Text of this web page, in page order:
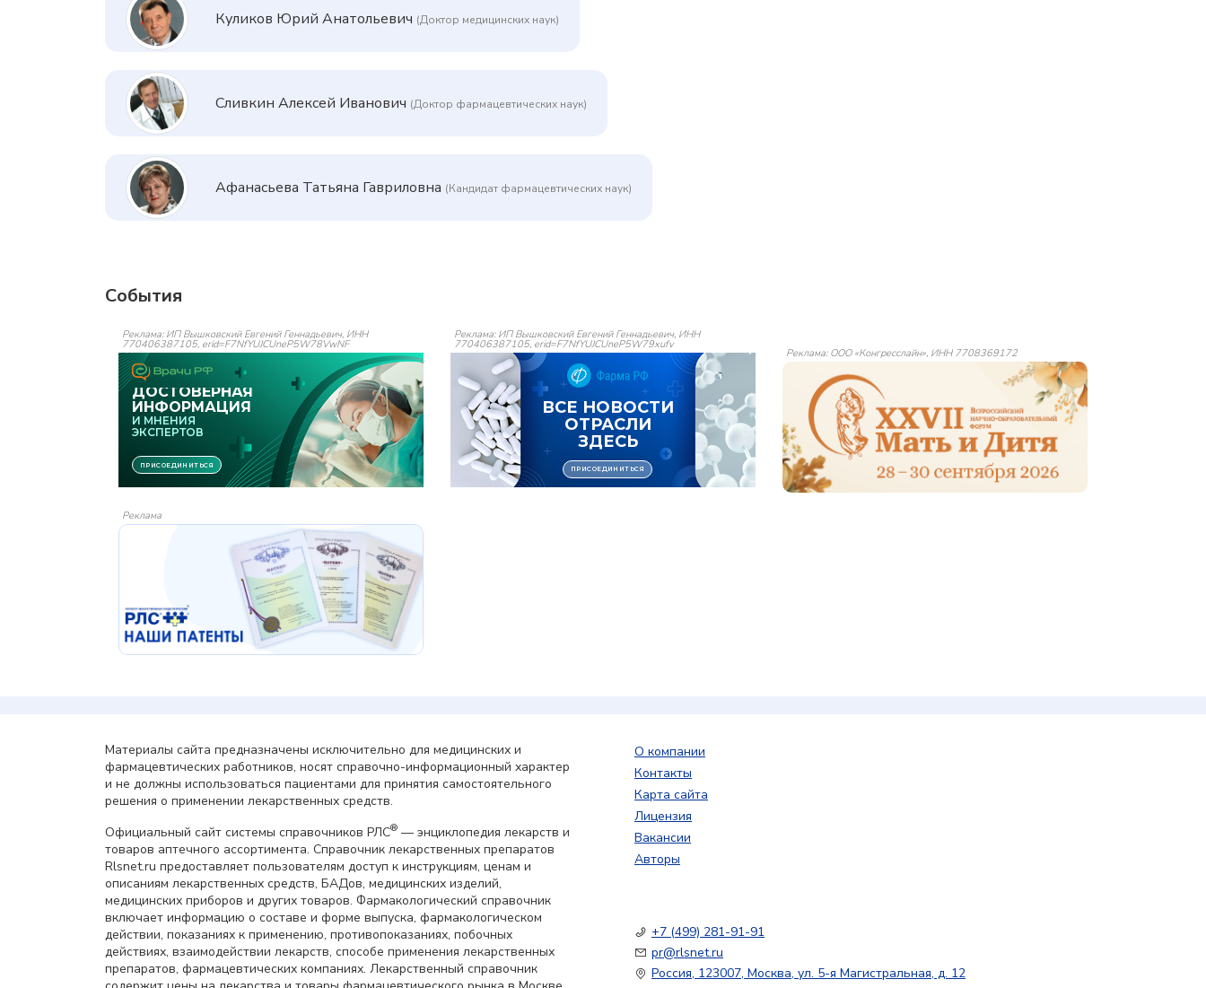
Куликов Юрий Анатольевич (Доктор медицинских наук)
Сливкин Алексей Иванович (Доктор фармацевтических наук)
Афанасьева Татьяна Гавриловна (Кандидат фармацевтических наук)
События
Реклама: ИП Вышковский Евгений Геннадьевич, ИНН
770406387105, erid=F7NfYUJCUneP5W78VwNF
Реклама: ИП Вышковский Евгений Геннадьевич, ИНН
770406387105, erid=F7NfYUJCUneP5W79xufv
Реклама: ООО «Конгресслайн», ИНН 7708369172
Реклама
Материалы сайта предназначены исключительно для медицинских и
фармацевтических работников, носят справочно-информационный характер
и не должны использоваться пациентами для принятия самостоятельного
решения о применении лекарственных средств.
Официальный сайт системы справочников РЛС® — энциклопедия лекарств и
товаров аптечного ассортимента. Справочник лекарственных препаратов
Rlsnet.ru предоставляет пользователям доступ к инструкциям, ценам и
описаниям лекарственных средств, БАДов, медицинских изделий,
медицинских приборов и других товаров. Фармакологический справочник
включает информацию о составе и форме выпуска, фармакологическом
действии, показаниях к применению, противопоказаниях, побочных
действиях, взаимодействии лекарств, способе применения лекарственных
препаратов, фармацевтических компаниях. Лекарственный справочник
О компании
Контакты
Карта сайта
Лицензия
Вакансии
Авторы
+7 (499) 281-91-91
pr@rlsnet.ru
Россия, 123007, Москва, ул. 5-я Магистральная, д. 12